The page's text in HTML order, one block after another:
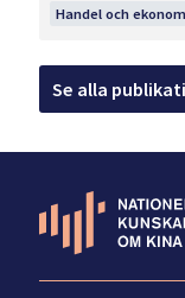
Handel och
Se alla